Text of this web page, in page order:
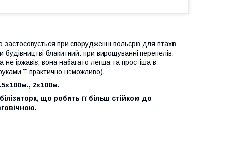
при спорудженні вольєрів для птахів
будівництві блакитний, при вирощуванні перепелів.
іржавіє, вона набагато легша та простіша в
її практично неможливо).
2х100м.
що робить її більш стійкою до